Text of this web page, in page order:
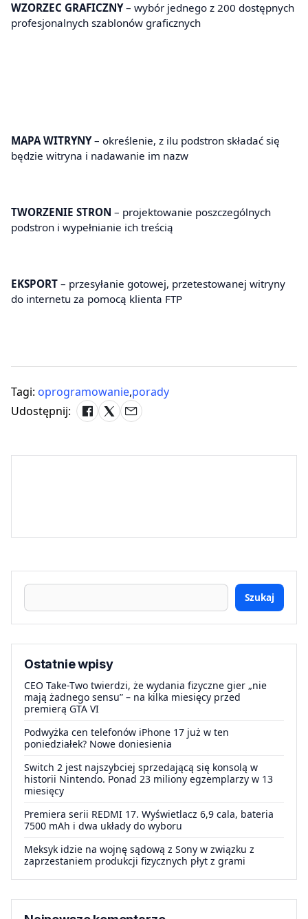
WZORZEC GRAFICZNY– wybór jednego z 200 dostępnych
profesjonalnych szablonów graficznych
MAPA WITRYNY– określenie, z ilu podstron składać się
będzie witryna i nadawanie im nazw
TWORZENIE STRON – projektowanie poszczególnych
podstron i wypełnianie ich treścią
EKSPORT – przesyłanie gotowej, przetestowanej witryny
do internetu za pomocą klienta FTP
Tagi: oprogramowanie,porady
Udostępnij:
Szukaj
Ostatnie wpisy
CEO Take-Two twierdzi, że wydania fizyczne gier „nie
mają żadnego sensu” – na kilka miesięcy przed
premierą GTA VI
Podwyżka cen telefonów iPhone 17 już w ten
poniedziałek? Nowe doniesienia
Switch 2 jest najszybciej sprzedającą się konsolą w
historii Nintendo. Ponad 23 miliony egzemplarzy w 13
miesięcy
Premiera serii REDMI 17. Wyświetlacz 6,9 cala, bateria
7500 mAh i dwa układy do wyboru
Meksyk idzie na wojnę sądową z Sony w związku z
zaprzestaniem produkcji fizycznych płyt z grami